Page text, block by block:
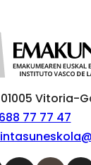
Vitoria-
688 77 77 47